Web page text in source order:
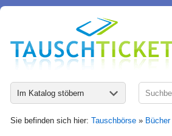
Im Katalog stöbern
Sie befinden sich hier: Tauschbörse » Bücher